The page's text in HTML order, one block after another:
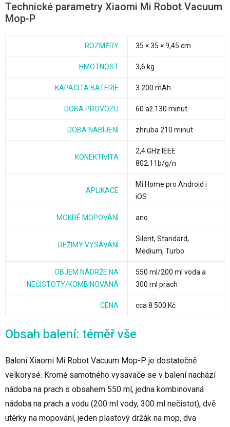
Technické parametry Xiaomi Mi Robot Vacuum
Mop-P
ROZMĚRY 35 × 35 × 9,45 cm
HMOTNOST 3,6 kg
KAPACITA BATERIE 3 200 mAh
DOBA PROVOZU 60 až 130 minut
DOBA NABÍJENÍ zhruba 210 minut
KONEKTIVITA
2,4 GHz IEEE
802.11b/g/n
APLIKACE
Mi Home pro Android i
iOS
MOKRÉ MOPOVÁNÍ ano
REŽIMY VYSÁVÁNÍ
Silent, Standard,
Medium, Turbo
OBJEM NÁDRŽE NA
NEČISTOTY/KOMBINOVANÁ
550 ml/200 ml voda a
300 ml prach
CENA cca 8 500 Kč
Obsah balení: téměř vše
Balení Xiaomi Mi Robot Vacuum Mop-P je dostatečně
velkorysé. Kromě samotného vysavače se v balení nachází
nádoba na prach s obsahem 550 ml, jedna kombinovaná
nádoba na prach a vodu (200 ml vody, 300 ml nečistot), dvě
utěrky na mopování, jeden plastový držák na mop, dva